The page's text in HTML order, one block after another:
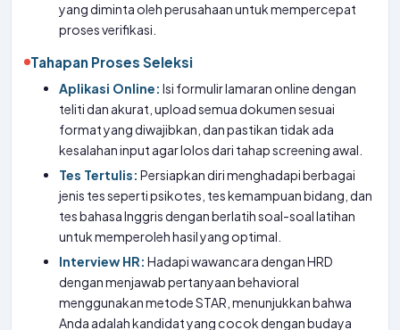
yang diminta oleh perusahaan untuk mempercepat
proses verifikasi.
Tahapan Proses Seleksi
Aplikasi Online: Isi formulir lamaran online dengan
teliti dan akurat, upload semua dokumen sesuai
format yang diwajibkan, dan pastikan tidak ada
kesalahan input agar lolos dari tahap screening awal.
Tes Tertulis: Persiapkan diri menghadapi berbagai
jenis tes seperti psikotes, tes kemampuan bidang, dan
tes bahasa Inggris dengan berlatih soal-soal latihan
untuk memperoleh hasil yang optimal.
Interview HR: Hadapi wawancara dengan HRD
dengan menjawab pertanyaan behavioral
menggunakan metode STAR, menunjukkan bahwa
Anda adalah kandidat yang cocok dengan budaya